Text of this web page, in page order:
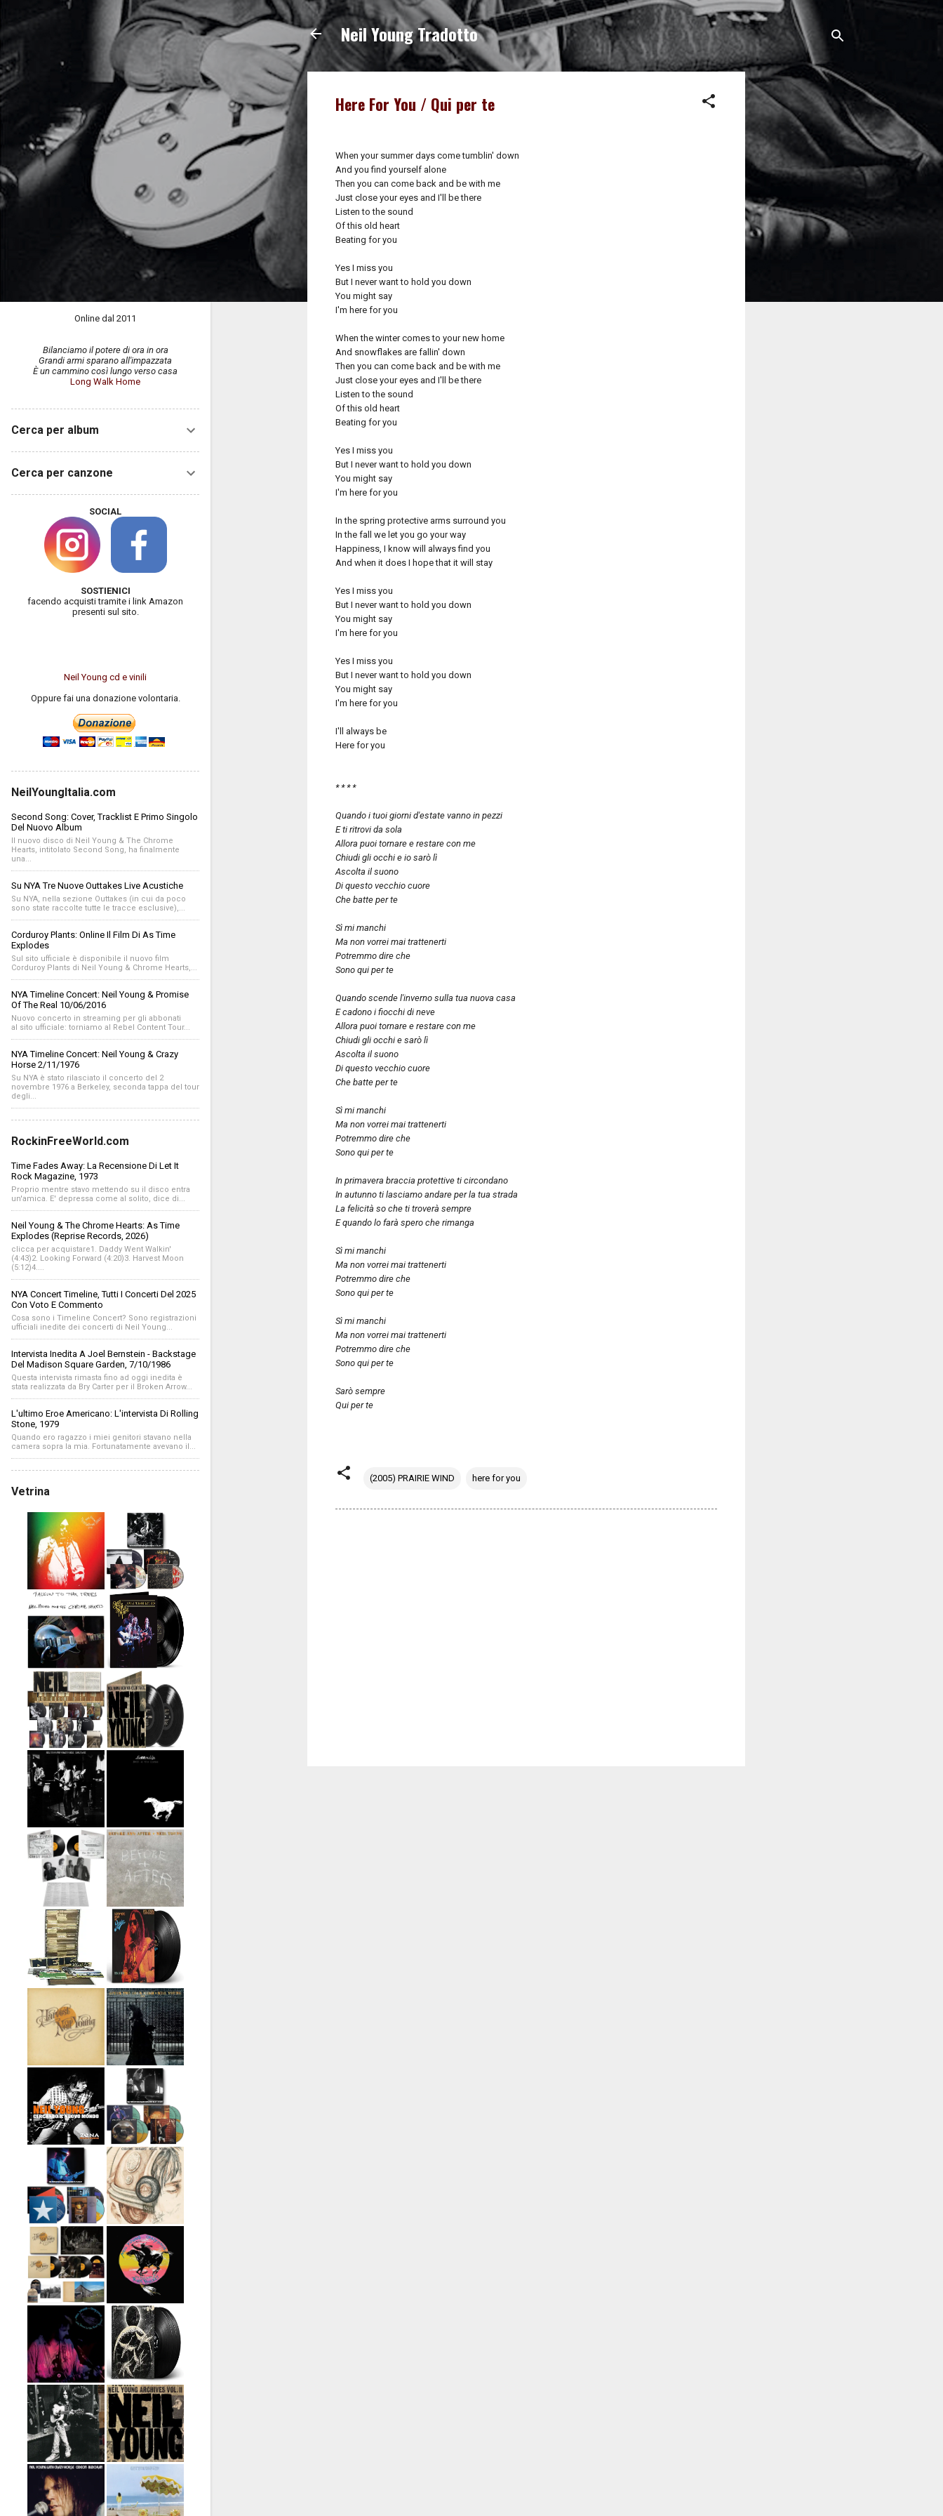
Passa ai contenuti principali
Neil Young Tradotto
Here For You / Qui per te
When your summer days come tumblin' down
And you find yourself alone
Then you can come back and be with me
Just close your eyes and I'll be there
Listen to the sound
Of this old heart
Beating for you
Yes I miss you
But I never want to hold you down
You might say
I'm here for you
When the winter comes to your new home
And snowflakes are fallin' down
Then you can come back and be with me
Just close your eyes and I'll be there
Listen to the sound
Of this old heart
Beating for you
Yes I miss you
But I never want to hold you down
You might say
I'm here for you
In the spring protective arms surround you
In the fall we let you go your way
Happiness, I know will always find you
And when it does I hope that it will stay
Yes I miss you
But I never want to hold you down
You might say
I'm here for you
Yes I miss you
But I never want to hold you down
You might say
I'm here for you
I'll always be
Here for you
* * * *
Quando i tuoi giorni d'estate vanno in pezzi
E ti ritrovi da sola
Allora puoi tornare e restare con me
Chiudi gli occhi e io sarò lì
Ascolta il suono
Di questo vecchio cuore
Che batte per te
Sì mi manchi
Ma non vorrei mai trattenerti
Potremmo dire che
Sono qui per te
Quando scende l'inverno sulla tua nuova casa
E cadono i fiocchi di neve
Allora puoi tornare e restare con me
Chiudi gli occhi e sarò lì
Ascolta il suono
Di questo vecchio cuore
Che batte per te
Sì mi manchi
Ma non vorrei mai trattenerti
Potremmo dire che
Sono qui per te
In primavera braccia protettive ti circondano
In autunno ti lasciamo andare per la tua strada
La felicità so che ti troverà sempre
E quando lo farà spero che rimanga
Sì mi manchi
Ma non vorrei mai trattenerti
Potremmo dire che
Sono qui per te
Sì mi manchi
Ma non vorrei mai trattenerti
Potremmo dire che
Sono qui per te
Sarò sempre
Qui per te
(2005) PRAIRIE WIND here for you
Online dal 2011
Bilanciamo il potere di ora in ora
Grandi armi sparano all'impazzata
È un cammino così lungo verso casa
Long Walk Home
Cerca per album
Cerca per canzone
SOCIAL
SOSTIENICI
facendo acquisti tramite i link Amazon
presenti sul sito.
Neil Young cd e vinili
Oppure fai una donazione volontaria.
NeilYoungItalia.com
Second Song: Cover, Tracklist E Primo Singolo
Del Nuovo Album
Il nuovo disco di Neil Young & The Chrome
Hearts, intitolato Second Song, ha finalmente
una...
Su NYA Tre Nuove Outtakes Live Acustiche
Su NYA, nella sezione Outtakes (in cui da poco
sono state raccolte tutte le tracce esclusive),...
Corduroy Plants: Online Il Film Di As Time
Explodes
Sul sito ufficiale è disponibile il nuovo film
Corduroy Plants di Neil Young & Chrome Hearts,...
NYA Timeline Concert: Neil Young & Promise
Of The Real 10/06/2016
Nuovo concerto in streaming per gli abbonati
al sito ufficiale: torniamo al Rebel Content Tour...
NYA Timeline Concert: Neil Young & Crazy
Horse 2/11/1976
Su NYA è stato rilasciato il concerto del 2
novembre 1976 a Berkeley, seconda tappa del tour
degli...
RockinFreeWorld.com
Time Fades Away: La Recensione Di Let It
Rock Magazine, 1973
Proprio mentre stavo mettendo su il disco entra
un'amica. E' depressa come al solito, dice di...
Neil Young & The Chrome Hearts: As Time
Explodes (Reprise Records, 2026)
clicca per acquistare1. Daddy Went Walkin'
(4:43)2. Looking Forward (4:20)3. Harvest Moon
(5:12)4....
NYA Concert Timeline, Tutti I Concerti Del 2025
Con Voto E Commento
Cosa sono i Timeline Concert? Sono registrazioni
ufficiali inedite dei concerti di Neil Young...
Intervista Inedita A Joel Bernstein - Backstage
Del Madison Square Garden, 7/10/1986
Questa intervista rimasta fino ad oggi inedita è
stata realizzata da Bry Carter per il Broken Arrow...
L'ultimo Eroe Americano: L'intervista Di Rolling
Stone, 1979
Quando ero ragazzo i miei genitori stavano nella
camera sopra la mia. Fortunatamente avevano il...
Vetrina